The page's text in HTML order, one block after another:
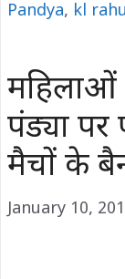
Pandya, kl
महिलाओं
पंड्या पर
मैचों के
January 10,